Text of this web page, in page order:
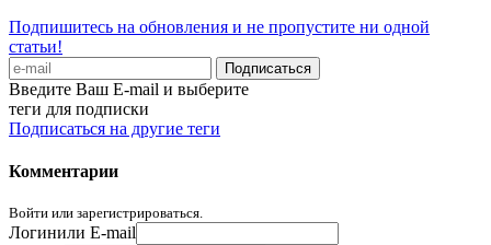
Подпишитесь на обновления и не пропустите ни одной
статьи!
Введите Ваш E-mail и выберите
теги для подписки
Подписаться на другие теги
Комментарии
Войти или зарегистрироваться.
Логинили E-mail